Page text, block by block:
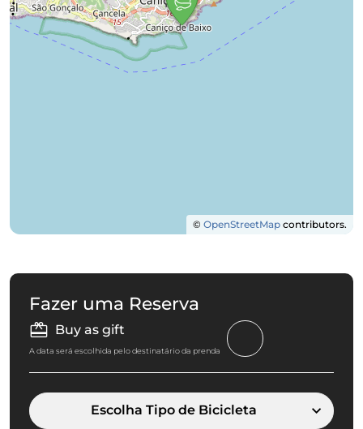
© OpenStreetMap contributors.
Fazer uma Reserva
Buy as gift
A data será escolhida pelo destinatário da prenda
Escolha Tipo de Bicicleta